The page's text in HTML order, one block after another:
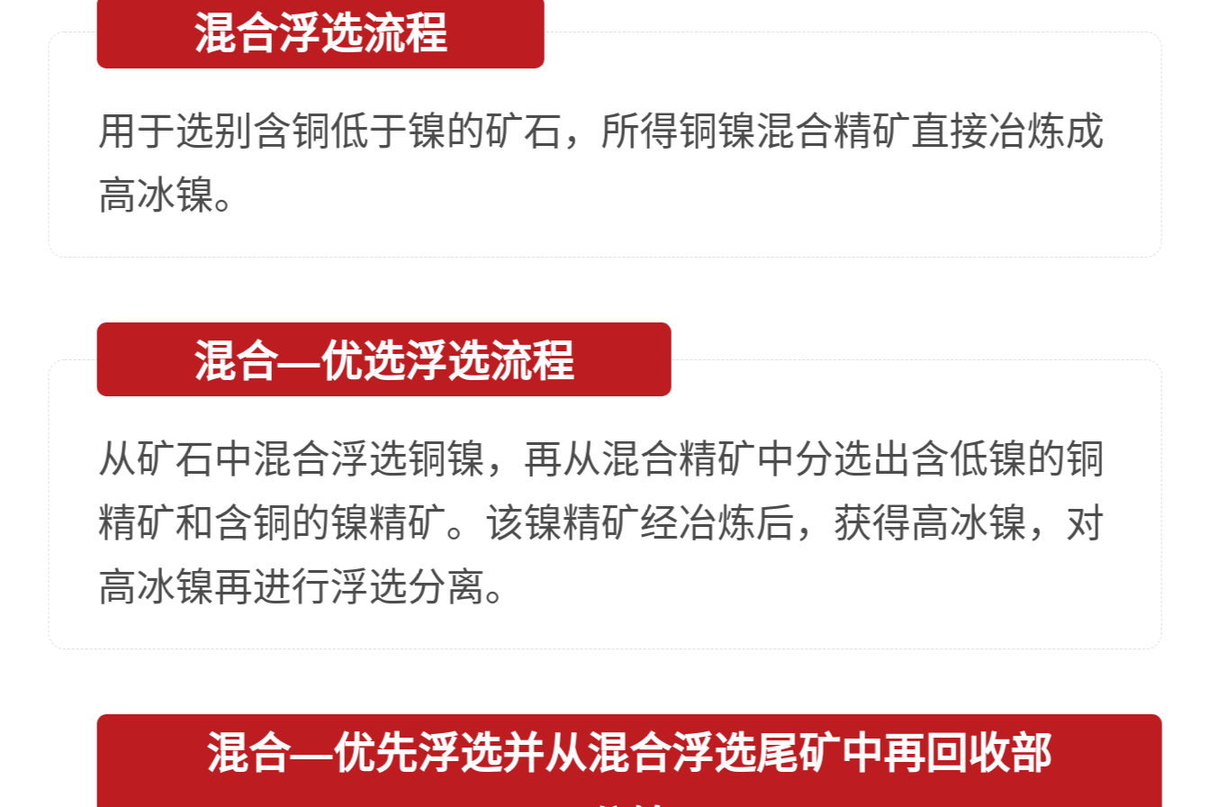
混合浮选流程
用于选别含铜低于镍的矿石，所得铜镍混合精矿直接冶炼成
高冰镍。
混合—优选浮选流程
从矿石中混合浮选铜镍，再从混合精矿中分选出含低镍的铜
精矿和含铜的镍精矿。该镍精矿经冶炼后，获得高冰镍，对
高冰镍再进行浮选分离。
混合—优先浮选并从混合浮选尾矿中再回收部